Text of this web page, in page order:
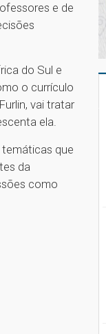
e de
do Sul e
o currículo
vai tratar
ela.
que
da
como